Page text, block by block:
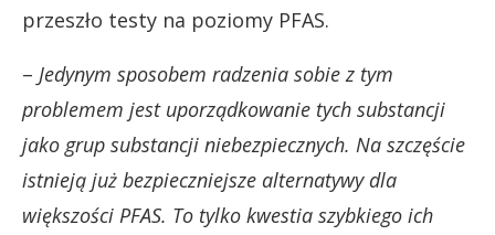
przeszło testy na poziomy PFAS.
– Jedynym sposobem radzenia sobie z tym
problemem jest uporządkowanie tych substancji
jako grup substancji niebezpiecznych. Na szczęście
istnieją już bezpieczniejsze alternatywy dla
większości PFAS. To tylko kwestia szybkiego ich